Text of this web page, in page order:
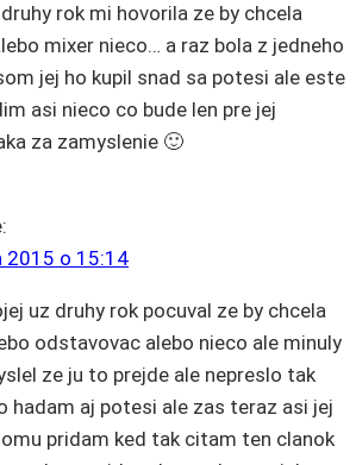
rok mi hovorila ze by chcela
mixer nieco… a raz bola z jedneho
jej ho kupil snad sa potesi ale este
asi nieco co bude len pre jej
za zamyslenie 🙂
2015 o 15:14
uz druhy rok pocuval ze by chcela
odstavovac alebo nieco ale minuly
ze ju to prejde ale nepreslo tak
hadam aj potesi ale zas teraz asi jej
pridam ked tak citam ten clanok